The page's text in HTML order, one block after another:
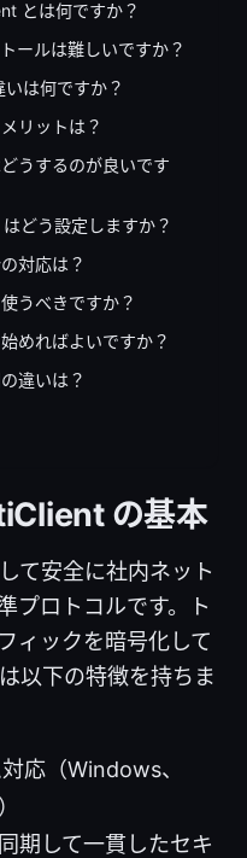
とは何ですか？
ールは難しいですか？
は何ですか？
リットは？
うするのが良いです
どう設定しますか？
対応は？
うべきですか？
めればよいですか？
違いは？
の基本
て安全に社内ネット
プロトコルです。ト
ィックを暗号化して
以下の特徴を持ちま
応（Windows、
期して一貫したセキ